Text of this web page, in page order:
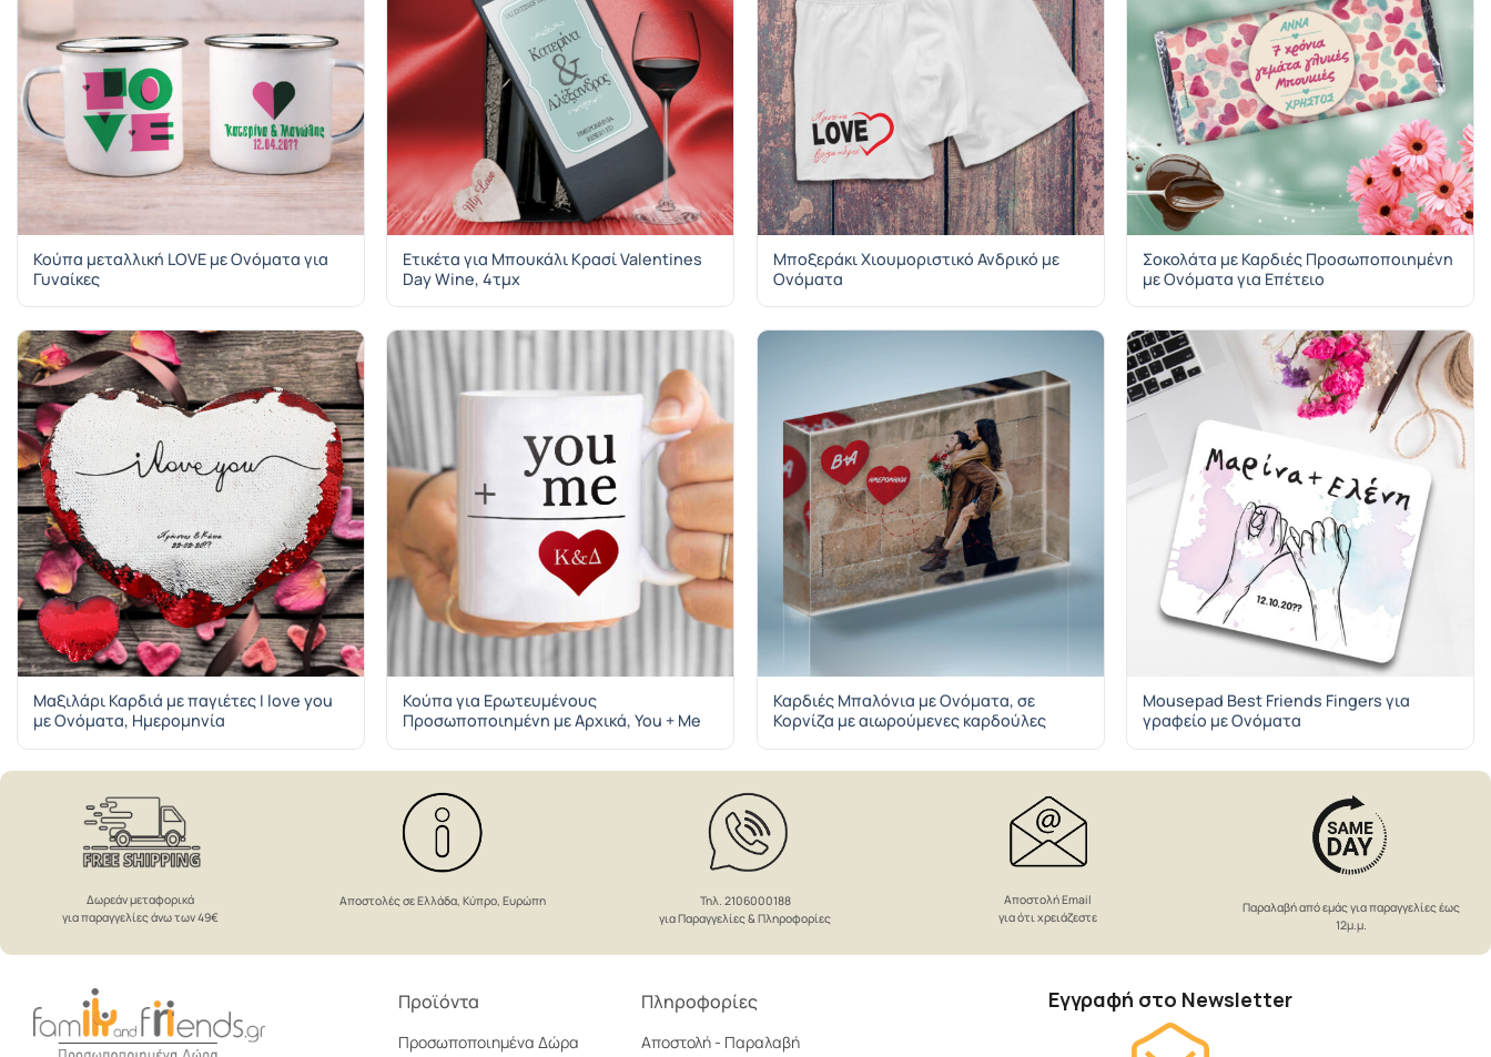
Κούπα μεταλλική LOVE με Ονόματα για
Γυναίκες
Ετικέτα για Μπουκάλι Κρασί Valentines
Day Wine, 4τμχ
Μποξεράκι Χιουμοριστικό Ανδρικό με
Ονόματα
Σοκολάτα με Καρδιές Προσωποποιημένη
με Ονόματα για Επέτειο
Μαξιλάρι Καρδιά με παγιέτες Ι love you
με Ονόματα, Ημερομηνία
Κούπα για Ερωτευμένους
Προσωποποιημένη με Αρχικά, You + Me
Καρδιές Μπαλόνια με Ονόματα, σε
Κορνίζα με αιωρούμενες καρδούλες
Mousepad Best Friends Fingers για
γραφείο με Ονόματα
Δωρεάν μεταφορικά
για παραγγελίες άνω των 49€
Αποστολές σε Ελλάδα, Κύπρο, Ευρώπη
Τηλ. 2106000188
για Παραγγελίες & Πληροφορίες
Αποστολή Email
για ότι χρειάζεστε
Παραλαβή από εμάς για παραγγελίες έως
12μ.μ.
Προϊόντα
Προσωποποιημένα Δώρα
Πληροφορίες
Αποστολή - Παραλαβή
Εγγραφή στο Newsletter